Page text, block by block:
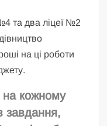
та два ліцеї №2
на ці роботи
на кожному
завдання,